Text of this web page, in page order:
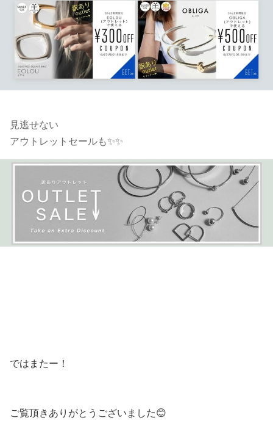
見逃せない
アウトレットセールも✨✨
ではまたー！
ご覧頂きありがとうございました😊